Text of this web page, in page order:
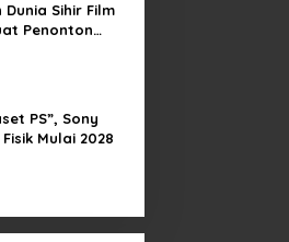
Sihir Film
Penonton
PS”, Sony
Mulai 2028